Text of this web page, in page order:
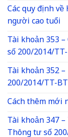
Các quy định
người cao tuổi
Tài khoản 353
số 200/2014/
Tài khoản 352
200/2014/TT-
Cách thêm mới
Tài khoản 347
Thông tư số